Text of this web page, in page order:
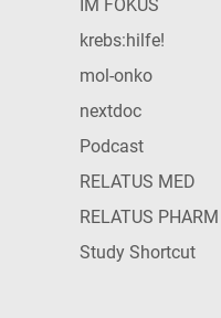
IM FOKUS
krebs:hilfe!
mol-onko
nextdoc
Podcast
RELATUS MED
RELATUS PHARM
Study Shortcut